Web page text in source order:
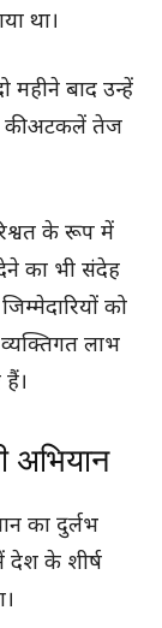
था।
महीने बाद उन्हें
की अटकलें तेज
के रूप में
का भी संदेह
को
लाभ
अभियान
का दुर्लभ
देश के शीर्ष